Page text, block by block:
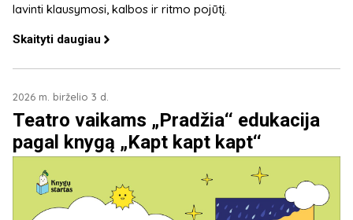
lavinti klausymosi, kalbos ir ritmo pojūtį.
Skaityti daugiau
2026 m. birželio 3 d.
Teatro vaikams „Pradžia‘‘ edukacija
pagal knygą „Kapt kapt kapt‘‘